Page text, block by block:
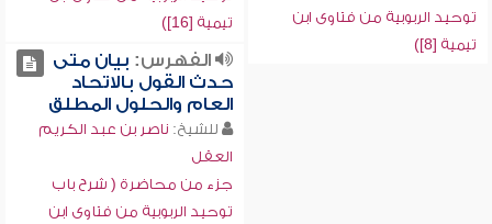
توحيد الربوبية من فتاوى ابن
تيمية [8])
تيمية [16])
الفهرس: بيان متى
حدث القول بالاتحاد
العام والحلول المطلق
للشيخ: ناصر بن عبد الكريم
العقل
جزء من محاضرة ( شرح باب
توحيد الربوبية من فتاوى ابن